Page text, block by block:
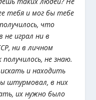
тебя и мог бы тебе
что
играл ни в
ни в личном
не знаю.
и находить
штурмовал, в них
их нужно было